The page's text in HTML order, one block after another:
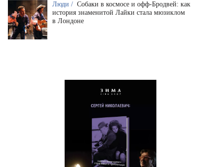
Люди / Собаки в космосе и офф-Бродвей: как
история знаменитой Лайки стала мюзиклом
в Лондоне